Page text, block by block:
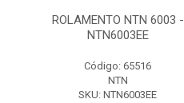
ROLAMENTO NTN 6003 -
NTN6003EE
Código: 65516
NTN
SKU: NTN6003EE